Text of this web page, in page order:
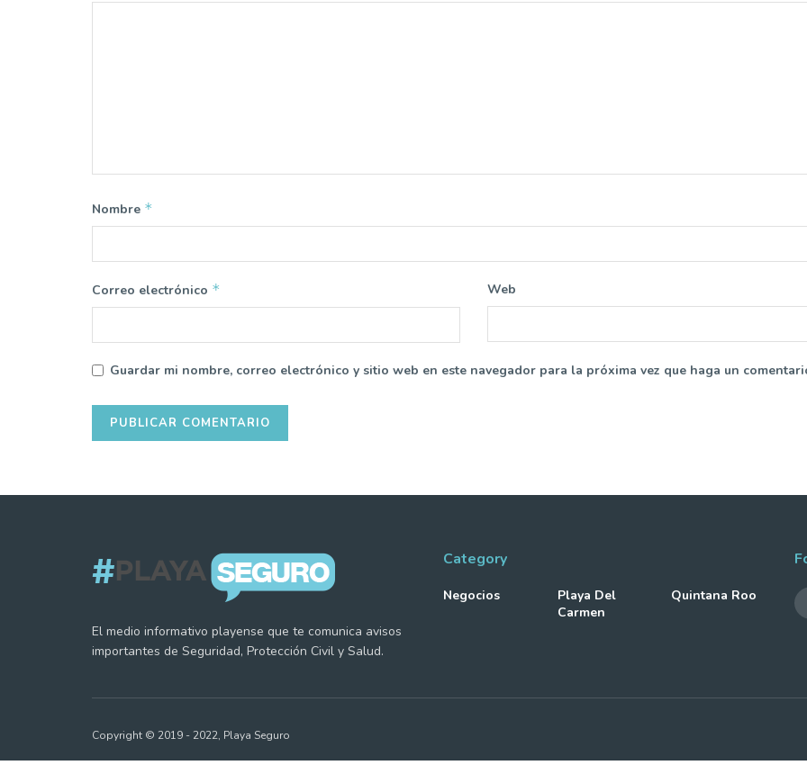
Nombre *
Correo electrónico * Web
Guardar mi nombre, correo electrónico y sitio web en este navegador para la próxima vez que haga un
El medio informativo playense que te comunica avisos
importantes de Seguridad, Protección Civil y Salud.
Category
Negocios
Playa Del
Carmen
Quintana Roo
Copyright © 2019 - 2022, Playa Seguro